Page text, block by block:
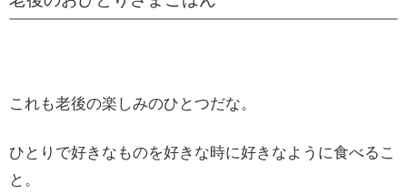
これも老後の楽しみのひとつだな。
ひとりで好きなものを好きな時に好きなように食べるこ
と。